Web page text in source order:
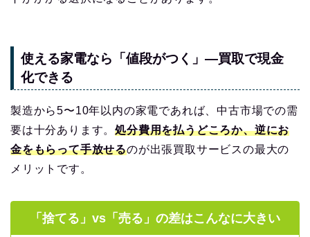
使える家電なら「値段がつく」—買取で現金
化できる
製造から5〜10年以内の家電であれば、中古市場での需
要は十分あります。処分費用を払うどころか、逆にお
金をもらって手放せるのが出張買取サービスの最大の
メリットです。
「捨てる」vs「売る」の差はこんなに大きい